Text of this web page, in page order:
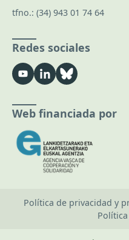
tfno.: (34) 943 01 74 64
Redes sociales
Web financiada por
Política de privacidad y